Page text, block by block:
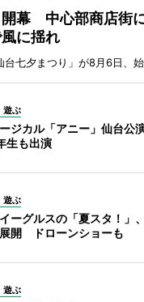
開幕 中心部商店街
に揺れ
七夕まつり」が8月6日、始
遊ぶ
ジカル「アニー」仙台
生も出演
遊ぶ
ーグルスの「夏スタ！」
開 ドローンショーも
遊ぶ